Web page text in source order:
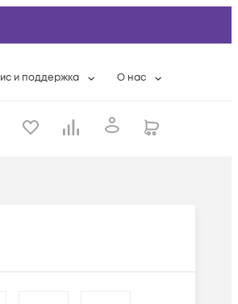
и поддержка
выездные работы
О нас
Контактная